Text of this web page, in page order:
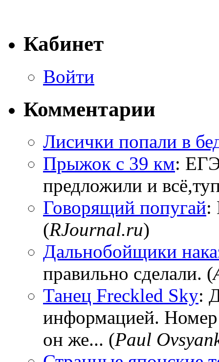
Кабинет
Войти
Комментарии
Лисички попали в
Прыжок с 39 км:
предложили и
Говорящий попугай:
(RJournal.ru)
Дальнобойщики
правильно сделали. (
Танец Freckled Sky:
информацией.
он же... (Paul